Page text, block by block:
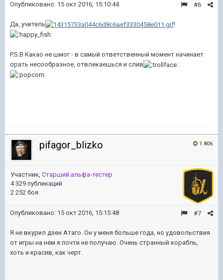
#6
Опубликовано: 15 окт 2016, 15:10:44
Да, учитель !
P.S.В Какао не шмог - в самый ответственный момент начинает
орать несообразное, отвлекаешься и слив
.
1 806
pifagor_blizko
Участник, Старший альфа-тестер
4 329 публикаций
2 252 боя
#7
Опубликовано: 15 окт 2016, 15:15:48
Я не вкурил дзен Атаго. Он у меня больше года, но удовольствия
от игры на нем я почти не получаю. Очень странный корабль,
хоть и красив, как черт.